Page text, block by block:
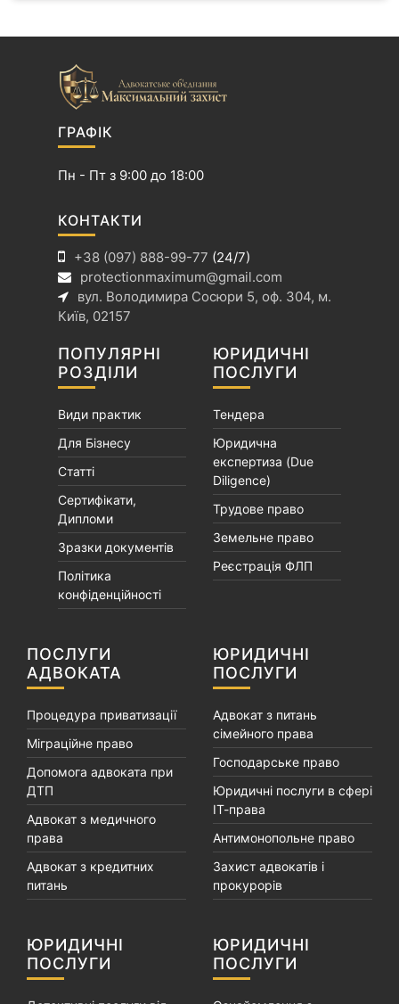
ГРАФІК
Пн - Пт з 9:00 до 18:00
КОНТАКТИ
+38 (097) 888-99-77 (24/7)
protectionmaximum@gmail.com
вул. Володимира Сосюри 5, оф. 304, м.
Київ, 02157
ПОПУЛЯРНІ
РОЗДІЛИ
Види практик
Для Бізнесу
Статті
Сертифікати,
Дипломи
Зразки документів
Політика
конфіденційності
ЮРИДИЧНІ
ПОСЛУГИ
Тендера
Юридична
експертиза (Due
Diligence)
Трудове право
Земельне право
Реєстрація ФЛП
ПОСЛУГИ
АДВОКАТА
Процедура приватизації
Міграційне право
Допомога адвоката при
ДТП
Адвокат з медичного
права
Адвокат з кредитних
питань
ЮРИДИЧНІ
ПОСЛУГИ
Адвокат з питань
сімейного права
Господарське право
Юридичні послуги в сфері
ІТ-права
Антимонопольне право
Захист адвокатів і
прокурорів
ЮРИДИЧНІ
ПОСЛУГИ
ЮРИДИЧНІ
ПОСЛУГИ